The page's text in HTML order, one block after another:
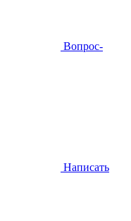
Вопрос-
Написать